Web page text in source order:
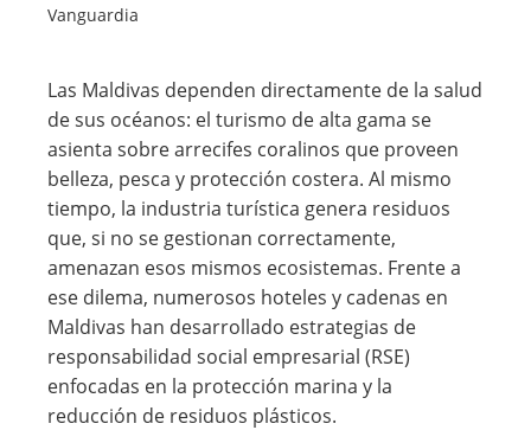
Vanguardia
Las Maldivas dependen directamente de la salud
de sus océanos: el turismo de alta gama se
asienta sobre arrecifes coralinos que proveen
belleza, pesca y protección costera. Al mismo
tiempo, la industria turística genera residuos
que, si no se gestionan correctamente,
amenazan esos mismos ecosistemas. Frente a
ese dilema, numerosos hoteles y cadenas en
Maldivas han desarrollado estrategias de
responsabilidad social empresarial (RSE)
enfocadas en la protección marina y la
reducción de residuos plásticos.